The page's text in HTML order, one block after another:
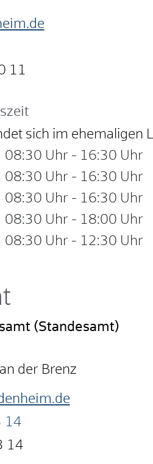
11
sich im ehemaligen
08:30 Uhr - 16:30 Uhr
08:30 Uhr - 16:30 Uhr
08:30 Uhr - 16:30 Uhr
08:30 Uhr - 18:00 Uhr
08:30 Uhr - 12:30 Uhr
(Standesamt)
der Brenz
14
14